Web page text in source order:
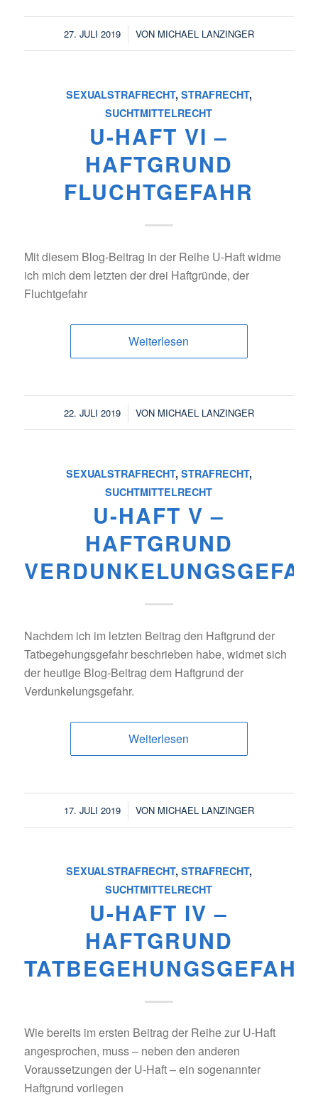
27. JULI 2019
/ VON MICHAEL LANZINGER
SEXUALSTRAFRECHT, STRAFRECHT,
SUCHTMITTELRECHT
U-HAFT VI –
HAFTGRUND
FLUCHTGEFAHR
Mit diesem Blog-Beitrag in der Reihe U-Haft widme
ich mich dem letzten der drei Haftgründe, der
Fluchtgefahr
Weiterlesen
22. JULI 2019
/ VON MICHAEL LANZINGER
SEXUALSTRAFRECHT, STRAFRECHT,
SUCHTMITTELRECHT
U-HAFT V –
HAFTGRUND
Nachdem ich im letzten Beitrag den Haftgrund der
Tatbegehungsgefahr beschrieben habe, widmet sich
der heutige Blog-Beitrag dem Haftgrund der
Verdunkelungsgefahr.
Weiterlesen
17. JULI 2019
/ VON MICHAEL LANZINGER
SEXUALSTRAFRECHT, STRAFRECHT,
SUCHTMITTELRECHT
U-HAFT IV –
HAFTGRUND
TATBEGEHUNGSGEFAHR
Wie bereits im ersten Beitrag der Reihe zur U-Haft
angesprochen, muss – neben den anderen
Voraussetzungen der U-Haft – ein sogenannter
Haftgrund vorliegen